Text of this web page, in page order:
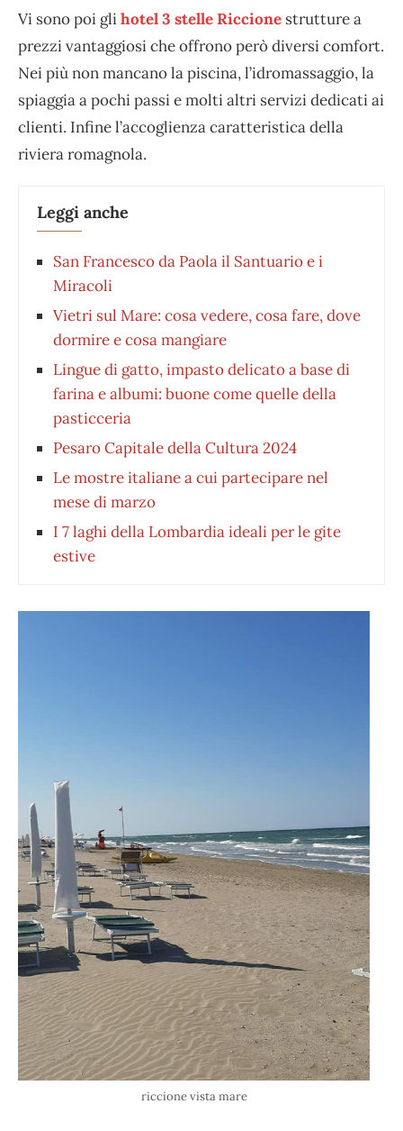
Vi sono poi glihotel 3 stelle Riccione strutture a
prezzi vantaggiosi che offrono però diversi comfort.
Nei più non mancano la piscina, l’idromassaggio, la
spiaggia a pochi passi e molti altri servizi dedicati ai
clienti. Infine l’accoglienza caratteristica della
riviera romagnola.
Leggi anche
San Francesco da Paola il Santuario e i
Miracoli
Vietri sul Mare: cosa vedere, cosa fare, dove
dormire e cosa mangiare
Lingue di gatto, impasto delicato a base di
farina e albumi: buone come quelle della
pasticceria
Pesaro Capitale della Cultura 2024
Le mostre italiane a cui partecipare nel
mese di marzo
I 7 laghi della Lombardia ideali per le gite
estive
riccione vista mare